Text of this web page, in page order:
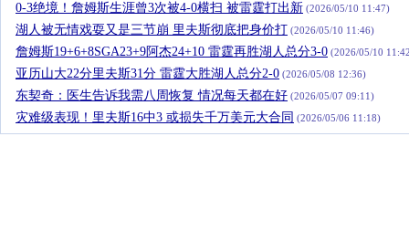
0-3绝境！詹姆斯生涯曾3次被4-0横扫 被雷霆打出新 (2026/05/10 11:47)
湖人被无情戏耍又是三节崩 里夫斯彻底把身价打 (2026/05/10 11:46)
詹姆斯19+6+8SGA23+9阿杰24+10 雷霆再胜湖人总分3-0 (2026/05/10
亚历山大22分里夫斯31分 雷霆大胜湖人总分2-0 (2026/05/08 12:36)
东契奇：医生告诉我需八周恢复 情况每天都在好 (2026/05/07 09:11)
灾难级表现！里夫斯16中3 或损失千万美元大合同 (2026/05/06 11:18)